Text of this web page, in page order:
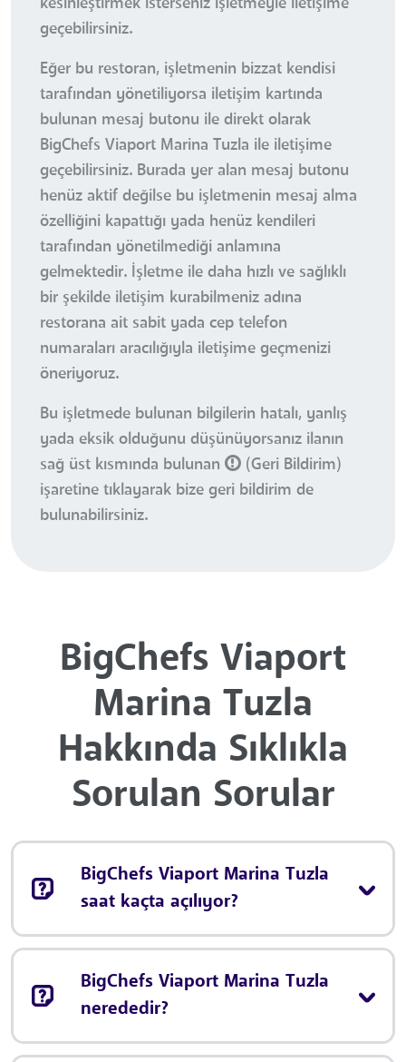
kesinleştirmek isterseniz işletmeyle iletişime
geçebilirsiniz.
Eğer bu restoran, işletmenin bizzat kendisi
tarafından yönetiliyorsa iletişim kartında
bulunan mesaj butonu ile direkt olarak
BigChefs Viaport Marina Tuzla ile iletişime
geçebilirsiniz. Burada yer alan mesaj butonu
henüz aktif değilse bu işletmenin mesaj alma
özelliğini kapattığı yada henüz kendileri
tarafından yönetilmediği anlamına
gelmektedir. İşletme ile daha hızlı ve sağlıklı
bir şekilde iletişim kurabilmeniz adına
restorana ait sabit yada cep telefon
numaraları aracılığıyla iletişime geçmenizi
öneriyoruz.
Bu işletmede bulunan bilgilerin hatalı, yanlış
yada eksik olduğunu düşünüyorsanız ilanın
sağ üst kısmında bulunan
(Geri Bildirim)
işaretine tıklayarak bize geri bildirim de
bulunabilirsiniz.
BigChefs Viaport
Marina Tuzla
Hakkında Sıklıkla
Sorulan Sorular
BigChefs Viaport Marina Tuzla
saat kaçta açılıyor?
BigChefs Viaport Marina Tuzla
nerededir?